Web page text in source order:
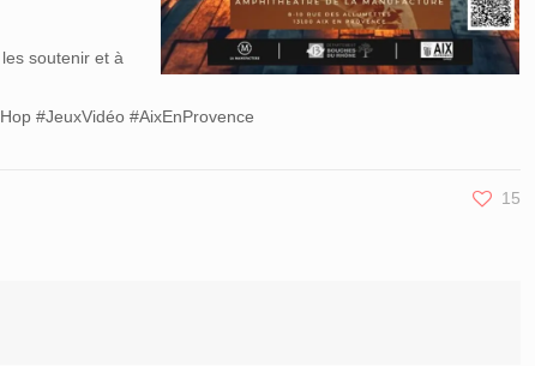
soutenir et à
#JeuxVidéo #AixEnProvence
15